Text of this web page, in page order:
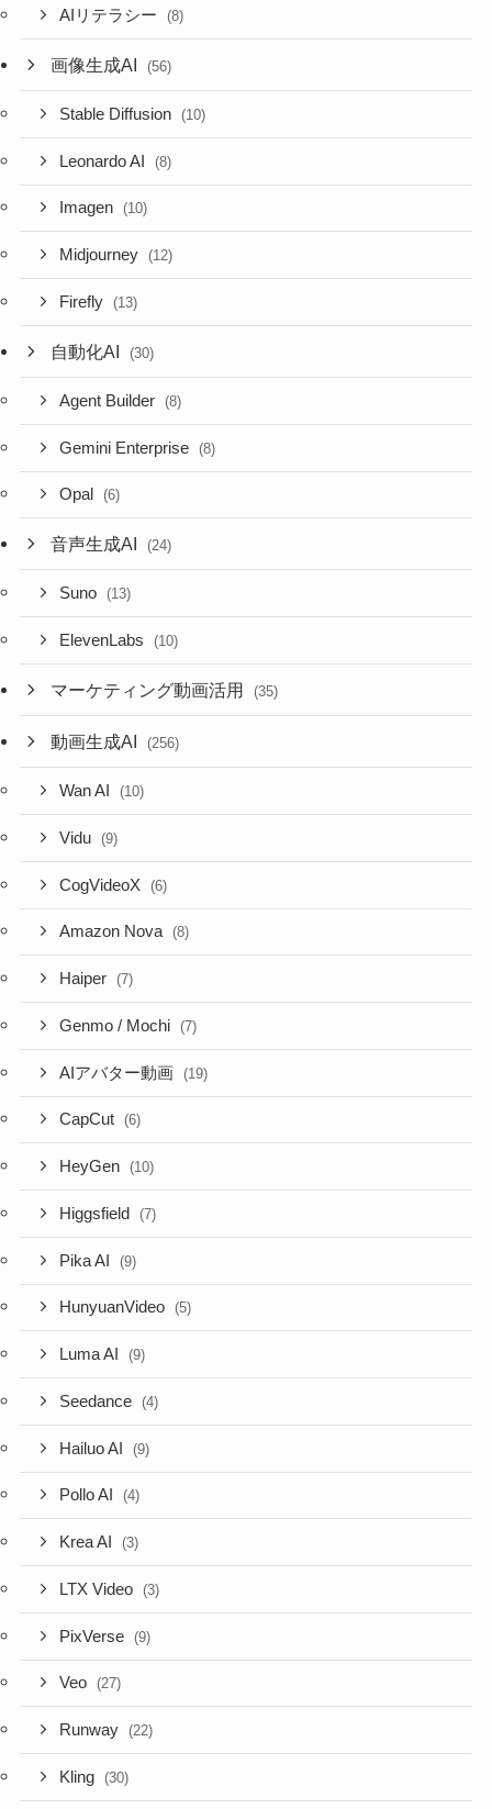
AIリテラシー (8)
画像生成AI (56)
Stable Diffusion (10)
Leonardo AI (8)
Imagen (10)
Midjourney (12)
Firefly (13)
自動化AI (30)
Agent Builder (8)
Gemini Enterprise (8)
Opal (6)
音声生成AI (24)
Suno (13)
ElevenLabs (10)
マーケティング動画活用 (35)
動画生成AI (256)
Wan AI (10)
Vidu (9)
CogVideoX (6)
Amazon Nova (8)
Haiper (7)
Genmo / Mochi (7)
AIアバター動画 (19)
CapCut (6)
HeyGen (10)
Higgsfield (7)
Pika AI (9)
HunyuanVideo (5)
Luma AI (9)
Seedance (4)
Hailuo AI (9)
Pollo AI (4)
Krea AI (3)
LTX Video (3)
PixVerse (9)
Veo (27)
Runway (22)
Kling (30)